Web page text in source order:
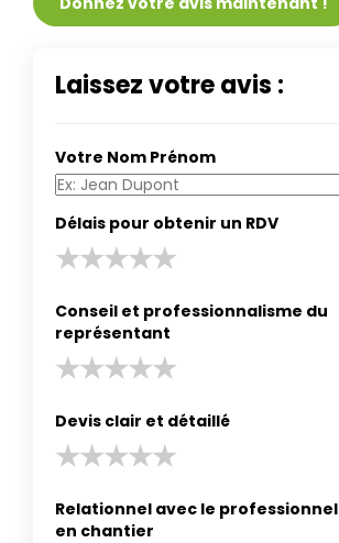
Laissez votre avis :
Votre Nom Prénom
Délais pour obtenir un RDV
Conseil et professionnalisme du
représentant
Devis clair et détaillé
Relationnel avec le professionnel
en chantier